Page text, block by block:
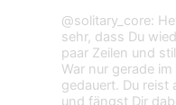
@solitary_core:
sehr, dass Du
paar Zeilen und
War nur gerade
gedauert. Du reist
und fängst Dir